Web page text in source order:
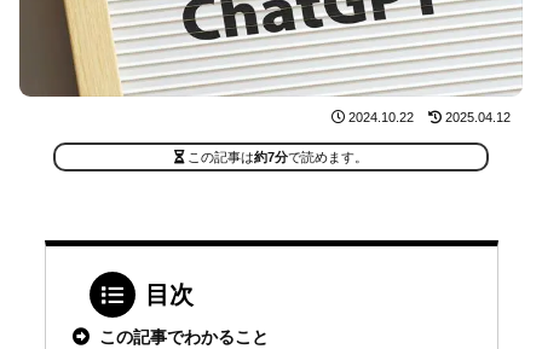
2024.10.22 2025.04.12
この記事は約7分で読めます。
目次
この記事でわかること